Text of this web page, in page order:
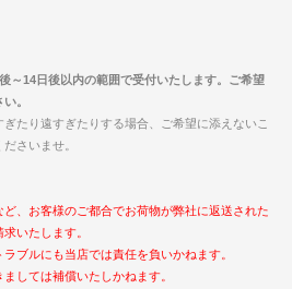
～14日後以内の範囲で受付いたします。ご希望
。
たり遠すぎたりする場合、ご希望に添えないこ
さいませ。
ど、お客様のご都合でお荷物が弊社に返送された
いたします。
ブルにも当店では責任を負いかねます。
しては補償いたしかねます。